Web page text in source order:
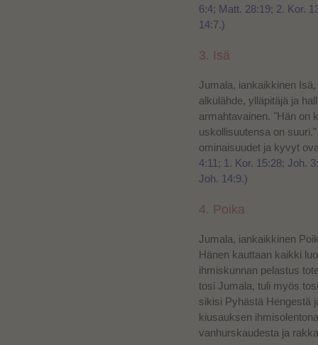
6:4; Matt. 28:19; 2. Kor.
14:7.)
3. Isä
Jumala, iankaikkinen
alkulähde, ylläpitäjä ja
armahtavainen. "Hän on
uskollisuutensa on
ominaisuudet ja kyvyt
4:11; 1. Kor. 15:28; Joh.
Joh. 14:9.)
4. Poika
Jumala, iankaikkinen
Hänen kauttaan kaikki
ihmiskunnan pelastus
tosi Jumala, tuli myös
sikisi Pyhästä Hengestä
kiusauksen
vanhurskaudesta ja